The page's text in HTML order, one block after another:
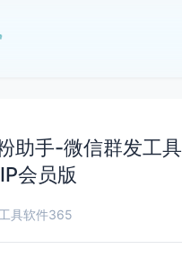
助手-微信群发工具
会员版
具软件365